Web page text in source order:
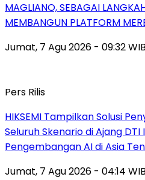
MAGLIANO, SEBAGAI
MEMBANGUN PLATFORM
Jumat, 7 Agu 2026 - 09:32 WIB
Pers Rilis
HIKSEMI Tampilkan Solusi
Seluruh Skenario di Ajang
Pengembangan AI di Asia
Jumat, 7 Agu 2026 - 04:14 WIB